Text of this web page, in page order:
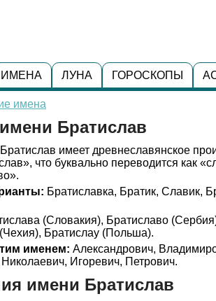
ИМЕНА ЛУНА ГОРОСКОПЫ
имена
Братислав
имеет древнеславянское
что буквально переводится как
Братиславка, Братик, Славик,
(Словакия), Братиславо
Братислау (Польша).
именем: Александрович,
Игоревич, Петрович.
имени Братислав